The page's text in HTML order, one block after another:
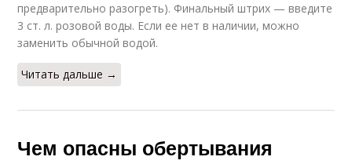
предварительно разогреть). Финальный штрих — введите
3 ст. л. розовой воды. Если ее нет в наличии, можно
заменить обычной водой.
Читать дальше →
Чем опасны обертывания